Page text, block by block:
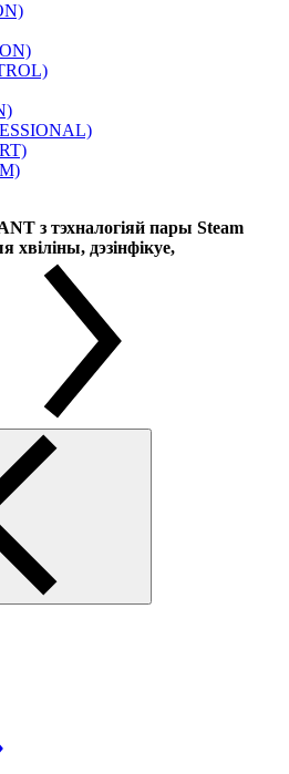
з тэхналогіяй пары Steam
хвіліны, дэзінфікуе,